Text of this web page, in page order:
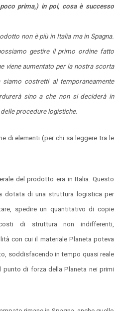
prima,) in poi, cosa è successo
non è più in Italia ma in Spagna.
gestire il primo ordine fatto
viene aumentato per la nostra scorta
costretti al temporaneamente
sino a che non si deciderà in
procedure logistiche.
di elementi (per chi sa leggere tra le
del prodotto era in Italia. Questo
dotata di una struttura logistica per
spedire un quantitativo di copie
costi di struttura non indifferenti,
con cui il materiale Planeta poteva
soddisfacendo in tempo quasi reale
punto di forza della Planeta nei primi